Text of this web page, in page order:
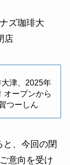
ズ珈琲大
店
大津、2025年
オープンから
つーしん
と、今回の閉
意向を受け